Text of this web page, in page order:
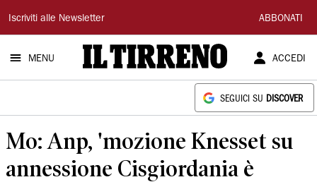
Il
Tirreno
Iscriviti alle Newsletter ABBONATI
MENU ACCEDI
SEGUICI SU DISCOVER
Mo: Anp, 'mozione Knesset su
annessione Cisgiordania è